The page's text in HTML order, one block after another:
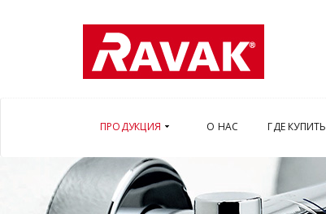
ПРОДУКЦИЯ О НАС ГДЕ КУПИТЬ